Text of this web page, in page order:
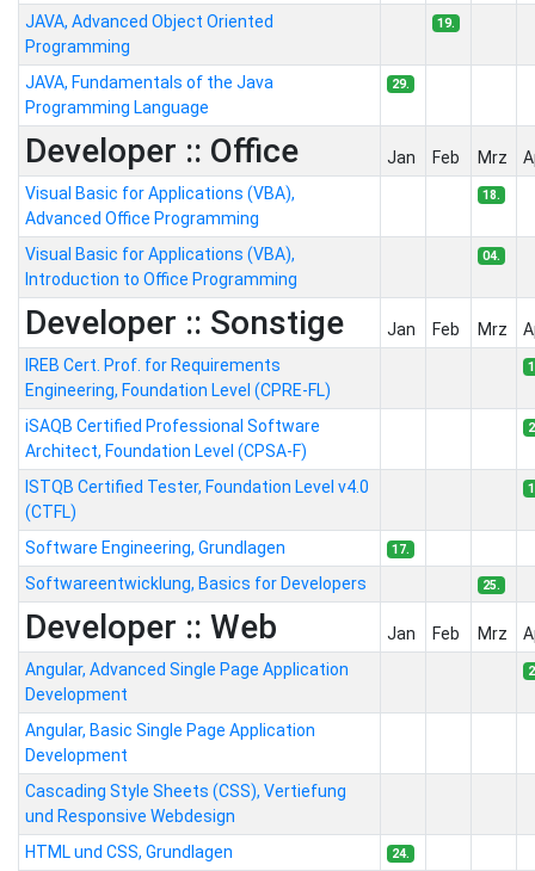
JAVA, Advanced Object Oriented
Programming
19.
JAVA, Fundamentals of the Java
Programming Language
29.
Developer :: Office Jan Feb Mrz
Visual Basic for Applications (VBA),
Advanced Office Programming
18.
Visual Basic for Applications (VBA),
Introduction to Office Programming
04.
Developer :: Sonstige Jan Feb Mrz
IREB Cert. Prof. for Requirements
Engineering, Foundation Level (CPRE-FL)
iSAQB Certified Professional Software
Architect, Foundation Level (CPSA-F)
ISTQB Certified Tester, Foundation Level v4.0
(CTFL)
Software Engineering, Grundlagen 17.
Softwareentwicklung, Basics for Developers 25.
Developer :: Web Jan Feb Mrz
Angular, Advanced Single Page Application
Development
Angular, Basic Single Page Application
Development
Cascading Style Sheets (CSS), Vertiefung
und Responsive Webdesign
HTML und CSS, Grundlagen
24.